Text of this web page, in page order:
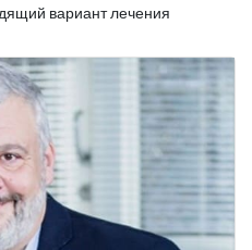
вариант лечения